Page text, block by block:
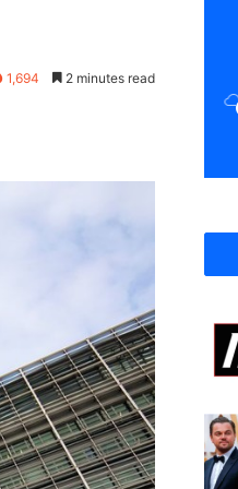
1,694 2 minutes read